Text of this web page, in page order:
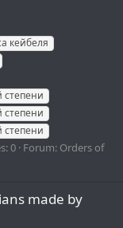
кейбеля
степени
степени
степени
0 Forum: Orders of
made by